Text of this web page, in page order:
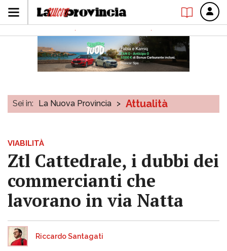
Sei in: La Nuova Provincia > Attualità
VIABILITÀ
Ztl Cattedrale, i dubbi dei
commercianti che
lavorano in via Natta
Riccardo Santagati